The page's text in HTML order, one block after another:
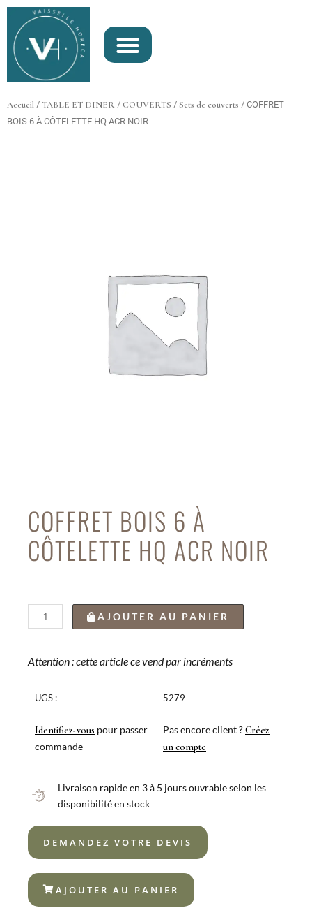
Aller
contenu
Accueil / TABLE ET DINER / COUVERTS / Sets de couverts / COFFRET
BOIS 6 À CÔTELETTE HQ ACR NOIR
COFFRET BOIS 6 À
CÔTELETTE HQ ACR NOIR
quantité
de
BOIS
HQ
AJOUTER AU PANIER
Attention : cette article ce vend par incréments
UGS :
Identifiez-vous pour passer
commande
5279
Pas encore client ?Créez
un compte
Livraison rapide en 3 à 5 jours ouvrable selon les
disponibilité en stock
DEMANDEZ VOTRE DEVIS
AJOUTER AU PANIER